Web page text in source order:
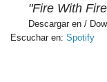
"Fire With
Descargar en /
Escuchar en: Spotify